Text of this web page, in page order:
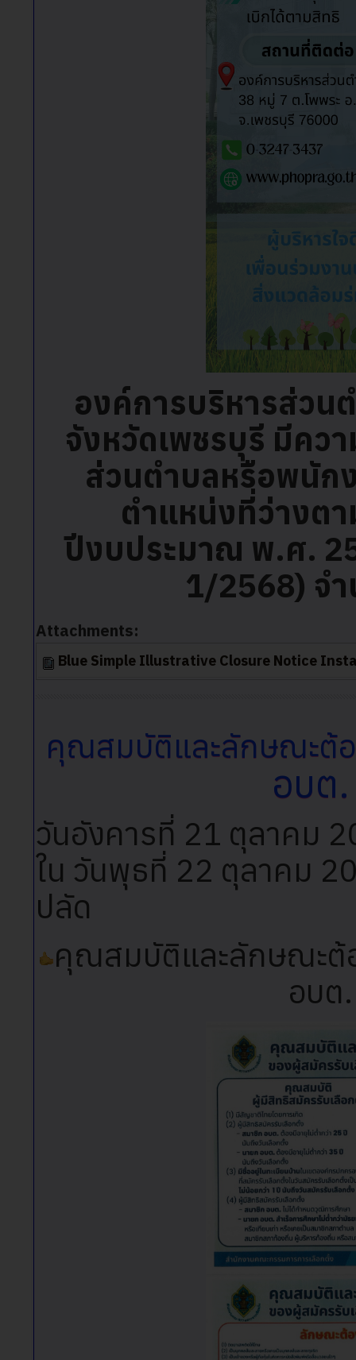
องค์การบริหารส่วน
จังหวัดเพชรบุรี มีคว
ส่วนตำบลหรือพนัก
ตำแหน่งที่ว่างต
ปีงบประมาณ พ.ศ.
1/2568) จ
Attachments:
Blue Simple Illustrative Closure Notice
คุณสมบัติและลักษณะต้
อบต
วันอังคารที่ 21 ตุลาคม
ใน วันพุธที่ 22 ตุลาคม
ปลัด
คุณสมบัติและลักษณะต้
อบต